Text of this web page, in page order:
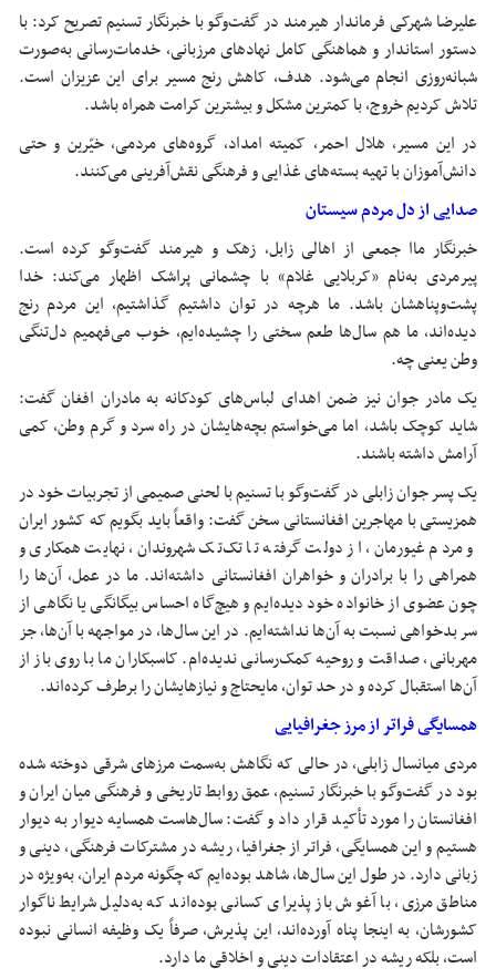
علیرضا شهرکی فرماندار هیرمند در گفت‌وگو با خبرنگار تسنیم تصریح کرد: با
دستور استاندار و هماهنگی کامل نهادهای مرزبانی، خدمات‌رسانی به‌صورت
شبانه‌روزی انجام می‌شود. هدف، کاهش رنج مسیر برای این عزیزان است.
تلاش کردیم خروج، با کمترین مشکل و بیشترین کرامت همراه باشد.
در این مسیر، هلال احمر، کمیته امداد، گروه‌های مردمی، خیّرین و حتی
دانش‌آموزان با تهیه بسته‌های غذایی و فرهنگی نقش‌آفرینی می‌کنند.
صدایی از دل مردم سیستان
خبرنگار ماا جمعی از اهالی زابل، زهک و هیرمند گفت‌وگو کرده است.
پیرمردی به‌نام «کربلایی غلام» با چشمانی پراشک اظهار می‌کند: خدا
پشت‌وپناهشان باشد. ما هرچه در توان داشتیم گذاشتیم، این مردم رنج
دیده‌اند، ما هم سال‌ها طعم سختی را چشیده‌ایم، خوب می‌فهمیم دل‌تنگی
وطن یعنی چه.
یک مادر جوان نیز ضمن اهدای لباس‌های کودکانه به مادران افغان گفت:
شاید کوچک باشد، اما می‌خواستم بچه‌هایشان در راه سرد و گرم وطن، کمی
آرامش داشته باشند.
یک پسر جوان زابلی در گفت‌وگو با تسنیم با لحنی صمیمی از تجربیات خود در
همزیستی با مهاجرین افغانستانی سخن گفت: واقعاً باید بگویم که کشور ایران
و مردم غیورمان، از دولت گرفته تا تک‌تک شهروندان، نهایت همکاری و
همراهی را با برادران و خواهران افغانستانی داشته‌اند. ما در عمل، آن‌ها را
چون عضوی از خانواده خود دیده‌ایم و هیچ‌گاه احساس بیگانگی یا نگاهی از
سر بدخواهی نسبت به آن‌ها نداشته‌ایم. در این سال‌ها، در مواجهه با آن‌ها، جز
مهربانی، صداقت و روحیه کمک‌رسانی ندیده‌ام. کاسبکاران ما با روی باز از
آن‌ها استقبال کرده و در حد توان، مایحتاج و نیازهایشان را برطرف کرده‌اند.
همسایگی فراتر از مرز جغرافیایی
مردی میانسال زابلی، در حالی که نگاهش به‌سمت مرزهای شرقی دوخته شده
بود در گفت‌وگو با خبرنگار تسنیم، عمق روابط تاریخی و فرهنگی میان ایران و
افغانستان را مورد تأکید قرار داد و گفت: سال‌هاست همسایه دیوار به دیوار
هستیم و این همسایگی، فراتر از جغرافیا، ریشه در مشترکات فرهنگی، دینی و
زبانی دارد. در طول این سال‌ها، شاهد بوده‌ایم که چگونه مردم ایران، به‌ویژه در
مناطق مرزی، با آغوش باز پذیرای کسانی بوده‌اند که به‌دلیل شرایط ناگوار
کشورشان، به اینجا پناه آورده‌اند، این پذیرش، صرفاً یک وظیفه انسانی نبوده
است، بلکه ریشه در اعتقادات دینی و اخلاقی ما دارد.